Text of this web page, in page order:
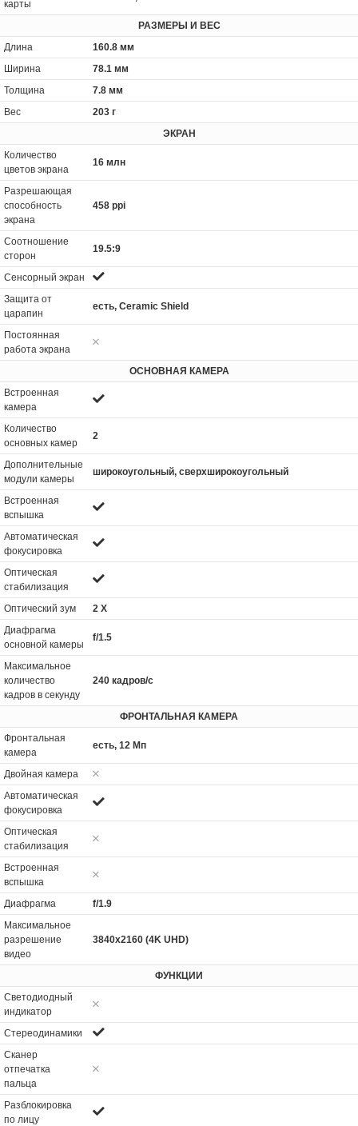
карты
РАЗМЕРЫ И ВЕС
Длина
160.8 мм
Ширина
78.1 мм
Толщина
7.8 мм
Вес
203 г
ЭКРАН
Количество
цветов экрана
16 млн
Разрешающая
способность
экрана
458 ppi
Соотношение
сторон
19.5:9
Сенсорный экран
Защита от
царапин
есть, Ceramic Shield
Постоянная
работа экрана
ОСНОВНАЯ КАМЕРА
Встроенная
камера
Количество
основных камер
2
Дополнительные
модули камеры
широкоугольный, сверхширокоугольный
Встроенная
вспышка
Автоматическая
фокусировка
Оптическая
стабилизация
Оптический зум
2 Х
Диафрагма
основной камеры
f/1.5
Максимальное
количество
кадров в секунду
240 кадров/с
ФРОНТАЛЬНАЯ КАМЕРА
Фронтальная
камера
есть, 12 Мп
Двойная камера
Автоматическая
фокусировка
Оптическая
стабилизация
Встроенная
вспышка
Диафрагма
f/1.9
Максимальное
разрешение
видео
3840x2160 (4K UHD)
ФУНКЦИИ
Светодиодный
индикатор
Стереодинамики
Сканер
отпечатка
пальца
Разблокировка
по лицу